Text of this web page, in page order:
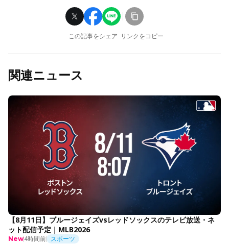
この記事をシェア リンクをコピー
関連ニュース
【8月11日】ブルージェイズvsレッドソックスのテレビ放送・ネ
ット配信予定｜MLB2026
New4時間前 スポーツ